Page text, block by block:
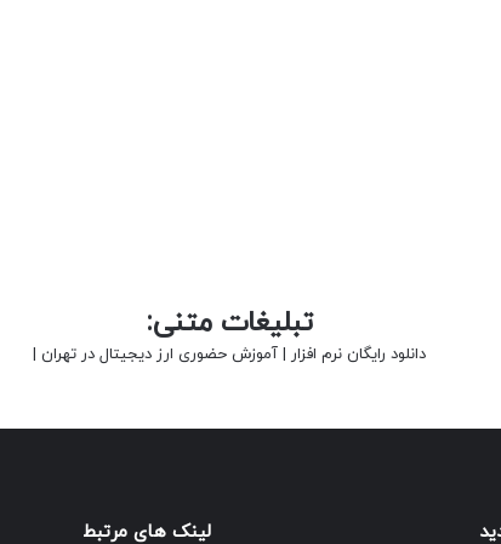
تبلیغات متنی:
دانلود رایگان نرم افزار | آموزش حضوری ارز دیجیتال در تهران |
لینک های مرتبط